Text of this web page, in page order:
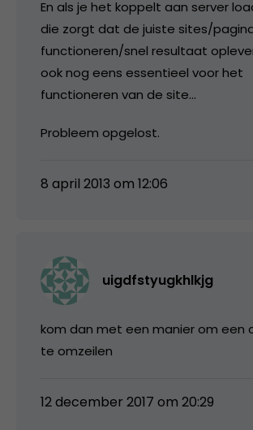
En als je het koppelt aan server
die zorgt dat de juiste sites/
functioneren/snel resultaat
ook nog eens essentieel voor het
functioneren van de site…
Probleem opgelost.
8 april 2013 om 12:06
uigdfstyugkhlkjg
kom dan met een manier om een
te omzeilen
12 december 2017 om 20:29